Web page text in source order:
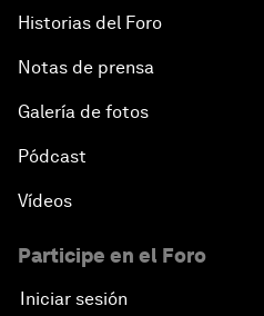
Historias del Foro
Notas de prensa
Galería de fotos
Pódcast
Vídeos
Participe en el Foro
Iniciar sesión